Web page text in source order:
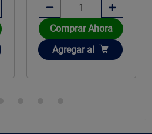
Comprar Ahora
Añadir
Agregar al